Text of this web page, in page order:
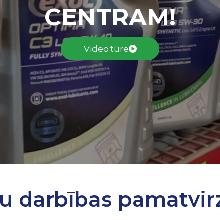
CENTRAM!
Video tūre
darbības